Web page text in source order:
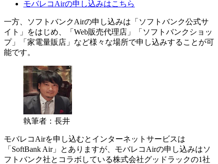
モバレコAirの申し込みはこちら
一方、ソフトバンクAirの申し込みは「ソフトバンク公式サ
イト」をはじめ、「Web販売代理店」「ソフトバンクショッ
プ」「家電量販店」など様々な場所で申し込みすることが可
能です。
執筆者：長井
モバレコAirを申し込むとインターネットサービスは
「SoftBank Air」とありますが、モバレコAirの申し込みはソ
フトバンク社とコラボしている株式会社グッドラックの1社